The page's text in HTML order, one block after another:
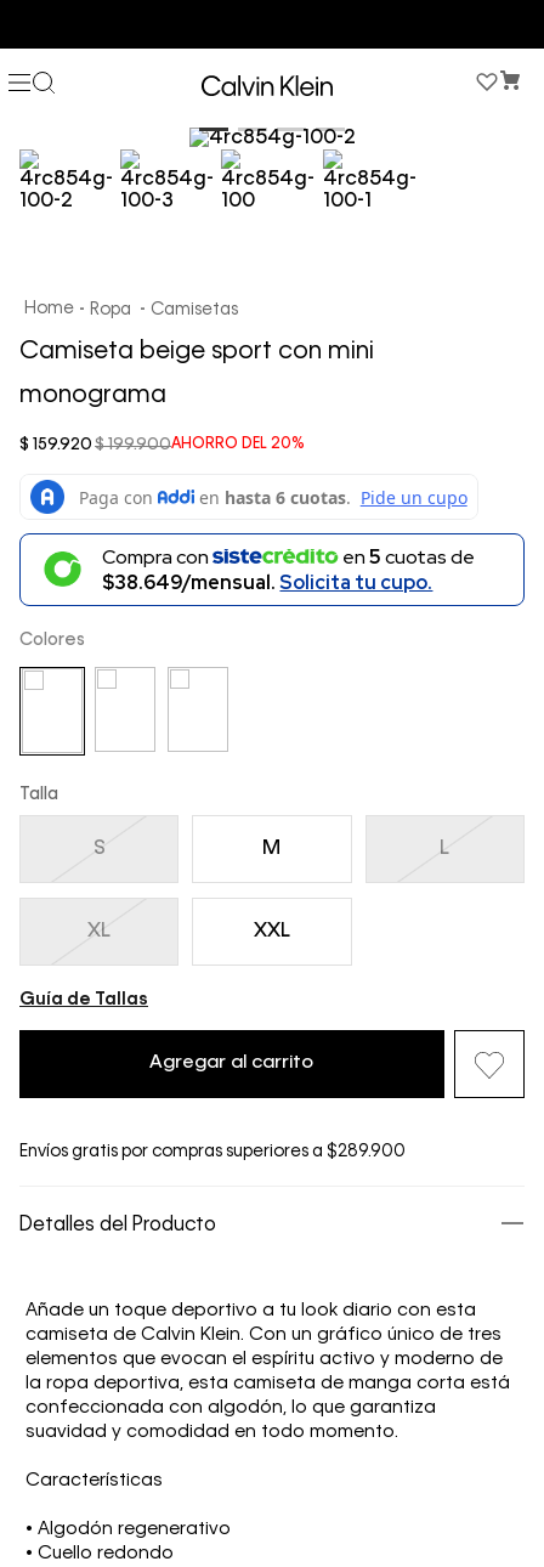
Ropa Camisetas
Camiseta beige sport con mini
monograma
AHORRO DEL 20%
$ 199.900
$ 159.920
Compra con en5cuotas de
$38.649/mensual.Solicita tu cupo.
Colores
Talla
S M L
XL XXL
Guía de Tallas
Agregar al carrito
Envíos gratis por compras superiores a $289.900
Detalles del Producto
Añade un toque deportivo a tu look diario con esta
camiseta de Calvin Klein. Con un gráfico único de tres
elementos que evocan el espíritu activo y moderno de
la ropa deportiva, esta camiseta de manga corta está
confeccionada con algodón, lo que garantiza
suavidad y comodidad en todo momento.
Características
• Algodón regenerativo
• Cuello redondo